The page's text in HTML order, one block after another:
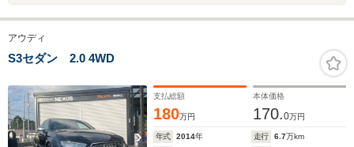
アウディ
S3セダン 2.0 4WD
支払総額
180万円
本体価格
170.0万円
年式 2014年 走行 6.7万km